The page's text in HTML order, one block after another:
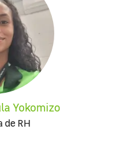
Yokomizo
de RH